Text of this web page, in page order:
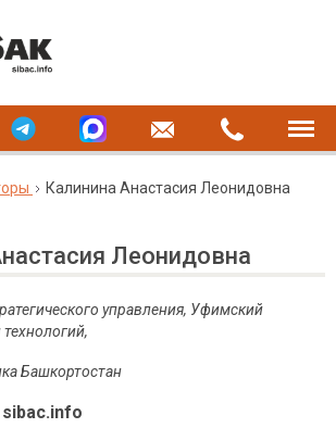
Калинина Анастасия Леонидовна
Леонидовна
управления, Уфимский
технологий,
Башкортостан
sibac.info